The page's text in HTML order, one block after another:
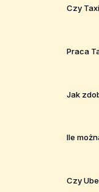
Czy
Praca
Jak
Ile
Czy